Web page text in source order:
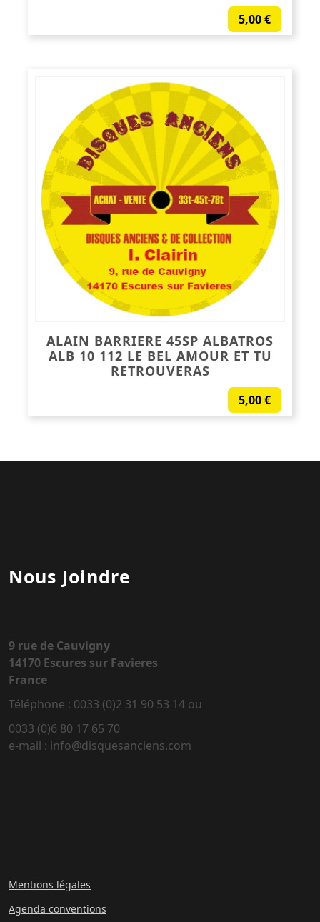
5,00€
ALAIN BARRIERE 45SP ALBATROS
ALB 10 112 LE BEL AMOUR ET TU
RETROUVERAS
5,00€
Nous Joindre
9 rue de Cauvigny
14170 Escures sur Favieres
France
Téléphone : 0033 (0)2 31 90 53 14 ou
0033 (0)6 80 17 65 70
e-mail : info@disquesanciens.com
Mentions légales
Agenda conventions